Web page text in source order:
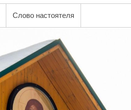
Слово настоятеля